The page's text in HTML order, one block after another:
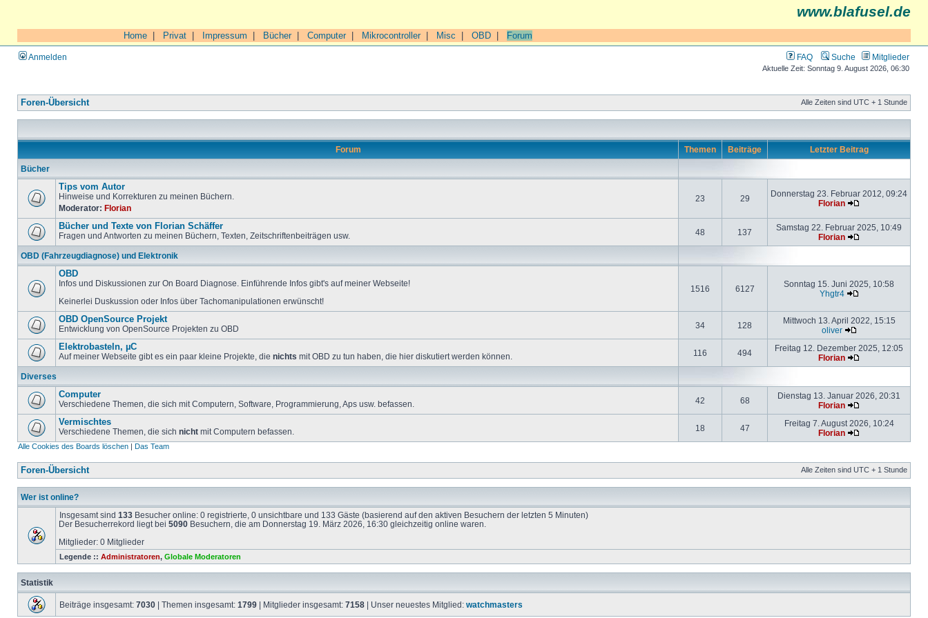
www.blafusel.de
Home Privat Impressum Bücher| Computer| Mikrocontroller| Misc OBD Forum
Anmelden FAQ Suche Mitglieder
Aktuelle Zeit: Sonntag 9. August 2026, 06:30
Foren-Übersicht Alle Zeiten sind UTC + 1 Stunde
Forum Themen Beiträge Letzter Beitrag
Bücher
Tips vom Autor
Hinweise und Korrekturen zu meinen Büchern.
Moderator: Florian
23 29
Donnerstag 23. Februar 2012, 09:24
Florian
Bücher und Texte von Florian Schäffer
Fragen und Antworten zu meinen Büchern, Texten, Zeitschriftenbeiträgen usw. 48 137
Samstag 22. Februar 2025, 10:49
Florian
OBD (Fahrzeugdiagnose) und Elektronik
OBD
Infos und Diskussionen zur On Board Diagnose. Einführende Infos gibt's auf meiner Webseite!
Keinerlei Duskussion oder Infos über Tachomanipulationen erwünscht!
1516 6127
Sonntag 15. Juni 2025, 10:58
Yhgtr4
OBD OpenSource Projekt
Entwicklung von OpenSource Projekten zu OBD 34 128
Mittwoch 13. April 2022, 15:15
oliver
Elektrobasteln, µC
Auf meiner Webseite gibt es ein paar kleine Projekte, die nichts mit OBD zu tun haben, die hier diskutiert werden können. 116 494
Freitag 12. Dezember 2025, 12:05
Florian
Diverses
Computer
Verschiedene Themen, die sich mit Computern, Software, Programmierung, Aps usw. befassen. 42 68
Dienstag 13. Januar 2026, 20:31
Florian
Vermischtes
Verschiedene Themen, die sich nicht mit Computern befassen. 18 47
Freitag 7. August 2026, 10:24
Florian
Alle Cookies des Boards löschen | Das Team
Foren-Übersicht Alle Zeiten sind UTC + 1 Stunde
Wer ist online?
Insgesamt sind 133 Besucher online: 0 registrierte, 0 unsichtbare und 133 Gäste (basierend auf den aktiven Besuchern der letzten 5 Minuten)
Der Besucherrekord liegt bei 5090 Besuchern, die am Donnerstag 19. März 2026, 16:30 gleichzeitig online waren.
Mitglieder: 0 Mitglieder
Legende :: Administratoren, Globale Moderatoren
Statistik
Beiträge insgesamt: 7030 | Themen insgesamt: 1799 | Mitglieder insgesamt: 7158 | Unser neuestes Mitglied: watchmasters